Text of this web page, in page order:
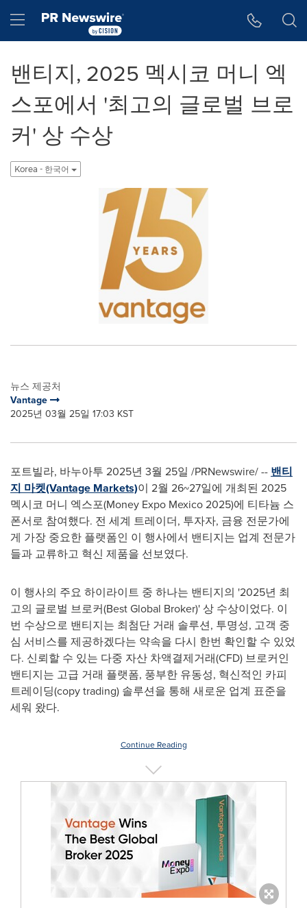
Hamburger menu
밴티지, 2025 멕시코 머니 엑
스포에서 '최고의 글로벌 브로
커' 상 수상
Korea - 한국어
뉴스 제공처
Vantage
2025년 03월 25일 17:03 KST
포트빌라, 바누아투 2025년 3월 25일 /PRNewswire/ -- 밴티
지 마켓(Vantage Markets)이 2월 26~27일에 개최된 2025
멕시코 머니 엑스포(Money Expo Mexico 2025)에 티타늄 스
폰서로 참여했다. 전 세계 트레이더, 투자자, 금융 전문가에
게 가장 중요한 플랫폼인 이 행사에서 밴티지는 업계 전문가
들과 교류하고 혁신 제품을 선보였다.
이 행사의 주요 하이라이트 중 하나는 밴티지의 '2025년 최
고의 글로벌 브로커(Best Global Broker)' 상 수상이었다. 이
번 수상으로 밴티지는 최첨단 거래 솔루션, 투명성, 고객 중
심 서비스를 제공하겠다는 약속을 다시 한번 확인할 수 있었
다. 신뢰할 수 있는 다중 자산 차액결제거래(CFD) 브로커인
밴티지는 고급 거래 플랫폼, 풍부한 유동성, 혁신적인 카피
트레이딩(copy trading) 솔루션을 통해 새로운 업계 표준을
세워 왔다.
Continue Reading